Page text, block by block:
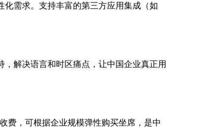
需求。支持丰富的第三方应用集成（如
解决语言和时区痛点，让中国企业真正用
费，可根据企业规模弹性购买坐席，是中